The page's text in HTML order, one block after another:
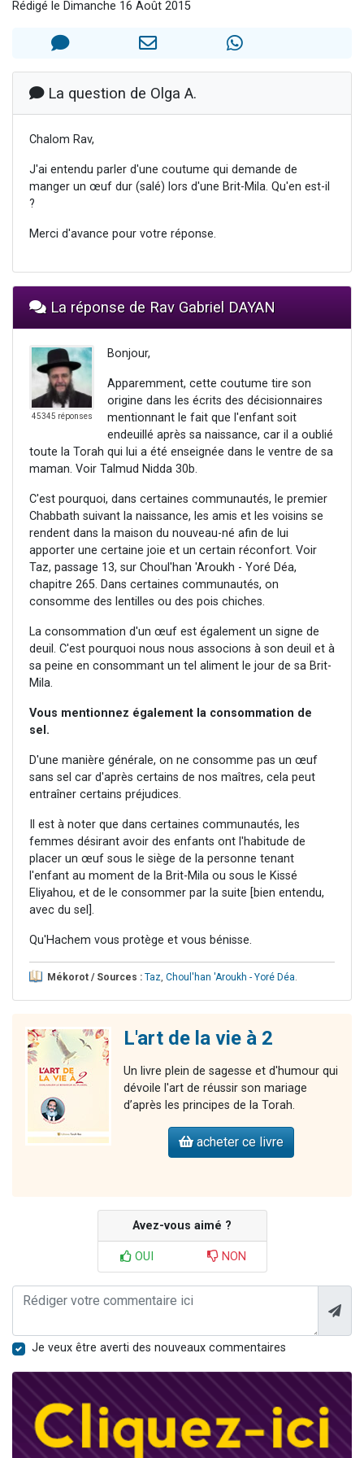
Il reste 49 places pour étudier en groupe sur Zoom
Eva vient de donner son Maasser
Rédigé le Dimanche 16 Août 2015
La question de Olga A.
Chalom Rav,
J'ai entendu parler d'une coutume qui demande de
manger un œuf dur (salé) lors d'une Brit-Mila. Qu'en est-il
?
Merci d'avance pour votre réponse.
La réponse de Rav Gabriel DAYAN
45345 réponses
Bonjour,
Apparemment, cette coutume tire son
origine dans les écrits des décisionnaires
mentionnant le fait que l'enfant soit
endeuillé après sa naissance, car il a oublié
toute la Torah qui lui a été enseignée dans le ventre de sa
maman. Voir Talmud Nidda 30b.
C'est pourquoi, dans certaines communautés, le premier
Chabbath suivant la naissance, les amis et les voisins se
rendent dans la maison du nouveau-né afin de lui
apporter une certaine joie et un certain réconfort. Voir
Taz, passage 13, sur Choul'han 'Aroukh - Yoré Déa,
chapitre 265. Dans certaines communautés, on
consomme des lentilles ou des pois chiches.
La consommation d'un œuf est également un signe de
deuil. C'est pourquoi nous nous associons à son deuil et à
sa peine en consommant un tel aliment le jour de sa Brit-
Mila.
Vous mentionnez également la consommation de
sel.
D'une manière générale, on ne consomme pas un œuf
sans sel car d'après certains de nos maîtres, cela peut
entraîner certains préjudices.
Il est à noter que dans certaines communautés, les
femmes désirant avoir des enfants ont l'habitude de
placer un œuf sous le siège de la personne tenant
l'enfant au moment de la Brit-Mila ou sous le Kissé
Eliyahou, et de le consommer par la suite [bien entendu,
avec du sel].
Qu'Hachem vous protège et vous bénisse.
Mékorot / Sources : Taz, Choul'han 'Aroukh - Yoré Déa.
L'art de la vie à 2
Un livre plein de sagesse et d'humour qui
dévoile l'art de réussir son mariage
d’après les principes de la Torah.
acheter ce livre
Avez-vous aimé ?
OUI NON
Je veux être averti des nouveaux commentaires